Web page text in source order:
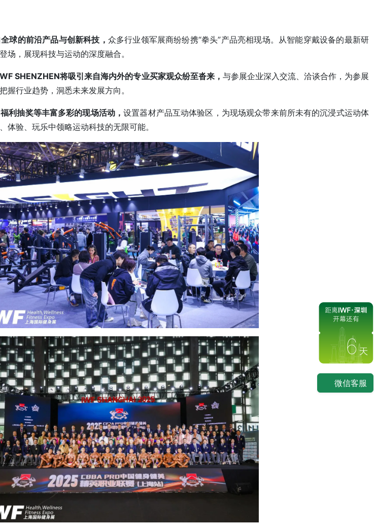
球的前沿产品与创新科技， 众多行业领军展商纷纷携“拳头”产品亮相现场。从智能穿戴设备的最新研
场，展现科技与运动的深度融合。
SHENZHEN将吸引来自海内外的专业买家观众纷至沓来， 与参展企业深入交流、洽谈合作，为参展
握行业趋势，洞悉未来发展方向。
利抽奖等丰富多彩的现场活动，设置器材产品互动体验区，为现场观众带来前所未有的沉浸式运动体
体验、玩乐中领略运动科技的无限可能。
6
微信客服